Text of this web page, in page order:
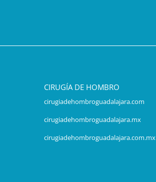
CIRUGÍA DE HOMBRO
cirugiadehombroguadalajara.com
cirugiadehombroguadalajara.mx
cirugiadehombroguadalajara.com.mx